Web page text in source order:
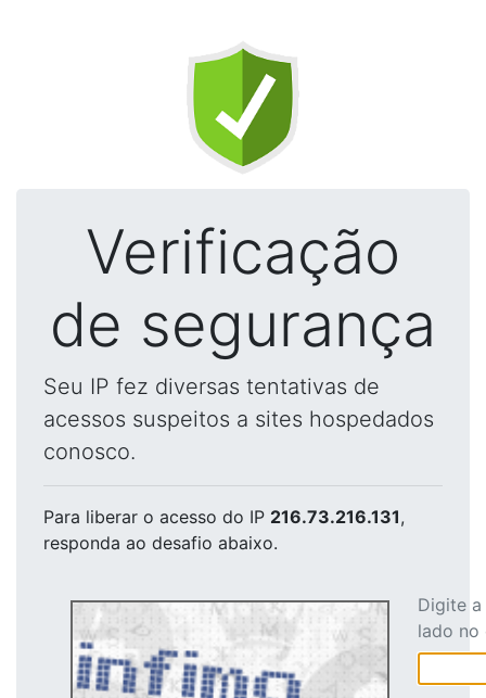
Verificação
de segurança
Seu IP fez diversas tentativas de
acessos suspeitos a sites hospedados
conosco.
Para liberar o acesso do IP 216.73.216.131,
responda ao desafio abaixo.
Digite
lado no